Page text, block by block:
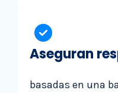
Aseguran
basadas en una